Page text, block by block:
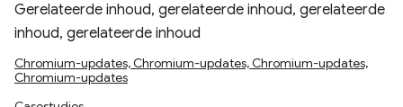
Gerelateerde inhoud, gerelateerde inhoud, gerelateerde
inhoud, gerelateerde inhoud
Chromium-updates, Chromium-updates, Chromium-updates,
Chromium-updates